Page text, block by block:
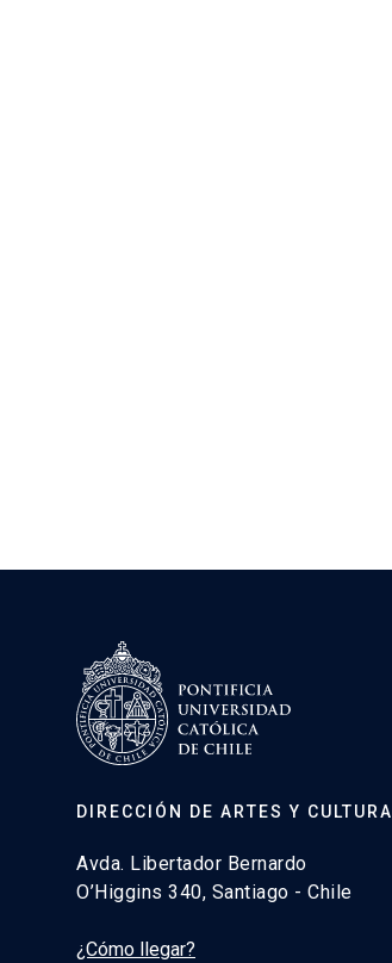
DIRECCIÓN DE ARTES Y CULTURA
Avda. Libertador Bernardo
O’Higgins 340, Santiago - Chile
¿Cómo llegar?